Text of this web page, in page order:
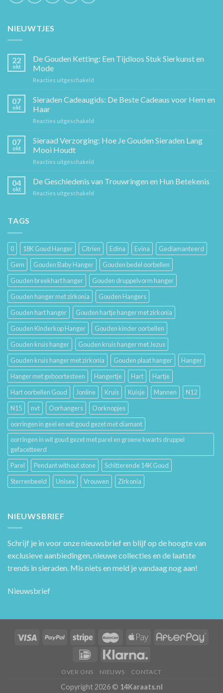
NIEUWTJES
22
okt
De Gouden Ketting: Een Tijdloos Stuk Sierkunst en
Mode
Reacties uitgeschakeld
Gouden
Sierkunst
07
okt
Sieraden Cadeaugids: De Beste Cadeaus voor Hem en
Haar
Reacties uitgeschakeld
Cadeaugids:
De
Hem
07
okt
Sieraad Verzorging: Hoe Je Gouden Sieraden Lang
Mooi Houdt
Reacties uitgeschakeld
Verzorging:
04
okt
De Geschiedenis van Trouwringen en Hun Betekenis
Reacties uitgeschakeld
Hun
Betekenis
TAGS
0 18K Goud Hanger Citrien Edina Evina
Gediamanteerd
Gem
Gouden Baby Hanger
Gouden bedel oorbellen
Gouden breekhart hanger
Gouden druppelvorm hanger
Gouden hanger met zirkonia
Gouden Hangers
Gouden hart hanger
Gouden hartje hanger met zirkonia
Gouden Kinderkop Hanger
Gouden kinder oorbellen
Gouden kruis hanger
Gouden kruis hanger met Jezus
Gouden kruis hanger met zirkonia
Gouden plaat hanger
Hanger
Hanger met geboortesteen
Hangertje Hart
Hartje
Hart oorbellen Goud
Jonline Kruis Kuisje Mannen
N12
N15
nvt Oorhangers
Oorknopjes
oorringen in geel en wit goud gezet met diamant
oorringen in wit goud gezet met parel en groene kwarts druppel
gefacetteerd
Parel
Pendant without stone
Schitterende 14K Goud
Sterrenbeeld
Unisex Vrouwen Zirkonia
NIEUWSBRIEF
Schrijf je in voor onze nieuwsbrief en blijf op de hoogte van
exclusieve aanbiedingen, nieuwe collecties en de laatste
trends in sieraden. Mis niets en meld je vandaag nog aan!
Nieuwsbrief
OVER ONS NIEUWS CONTACT
Copyright 2026 © 14Karaats.nl